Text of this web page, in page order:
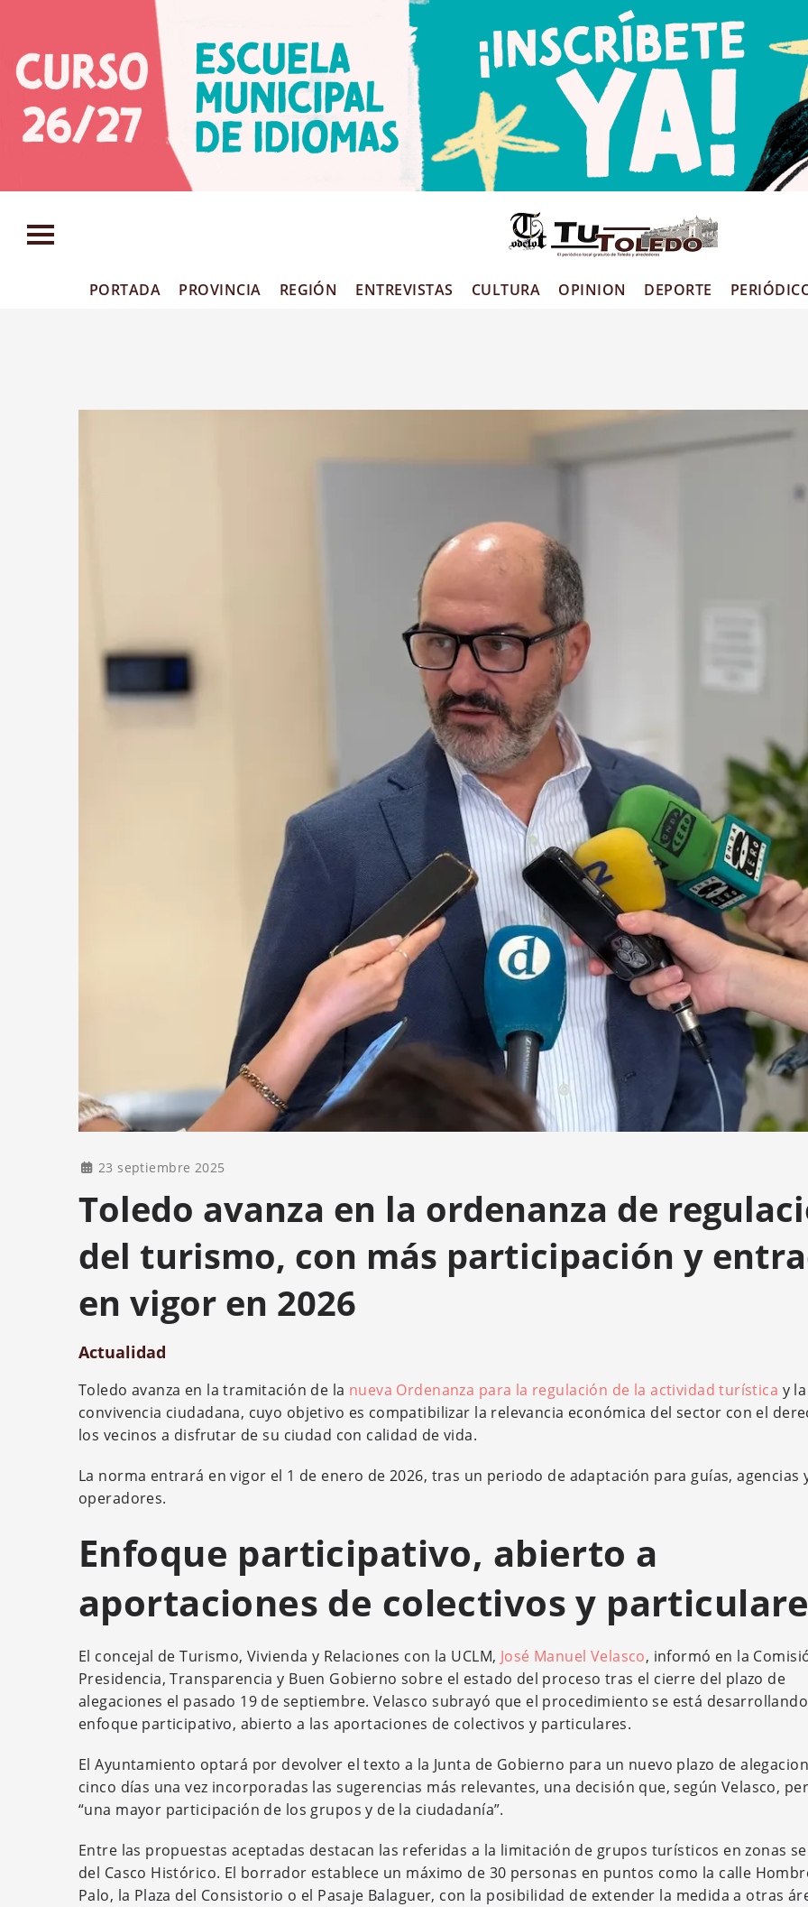
PORTADA PROVINCIA REGIÓN ENTREVISTAS CULTURA OPINION DEPORTE
23 septiembre 2025
Toledo avanza en la ordenanza de
del turismo, con más participación y
en vigor en 2026
Actualidad
Toledo avanza en la tramitación de la nueva Ordenanza para la regulación de la actividad turística y la
convivencia ciudadana, cuyo objetivo es compatibilizar la relevancia económica del sector con el
los vecinos a disfrutar de su ciudad con calidad de vida.
La norma entrará en vigor el 1 de enero de 2026, tras un periodo de adaptación para guías, agencias
operadores.
Enfoque participativo, abierto a
aportaciones de colectivos y
El concejal de Turismo, Vivienda y Relaciones con la UCLM, José Manuel Velasco, informó en la
Presidencia, Transparencia y Buen Gobierno sobre el estado del proceso tras el cierre del plazo de
alegaciones el pasado 19 de septiembre. Velasco subrayó que el procedimiento se está
enfoque participativo, abierto a las aportaciones de colectivos y particulares.
El Ayuntamiento optará por devolver el texto a la Junta de Gobierno para un nuevo plazo de
cinco días una vez incorporadas las sugerencias más relevantes, una decisión que, según Velasco,
“una mayor participación de los grupos y de la ciudadanía”.
Entre las propuestas aceptadas destacan las referidas a la limitación de grupos turísticos en zonas
del Casco Histórico. El borrador establece un máximo de 30 personas en puntos como la calle
Palo, la Plaza del Consistorio o el Pasaje Balaguer, con la posibilidad de extender la medida a otras